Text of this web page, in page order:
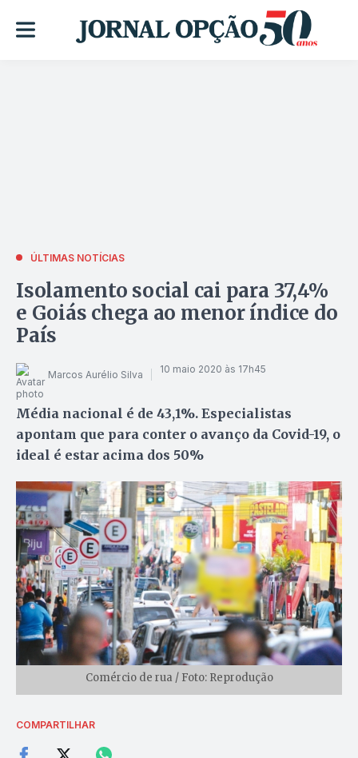
ÚLTIMAS NOTÍCIAS
Isolamento social cai para 37,4%
e Goiás chega ao menor índice do
País
Marcos Aurélio Silva 10 maio 2020 às 17h45
Média nacional é de 43,1%. Especialistas
apontam que para conter o avanço da Covid-19, o
ideal é estar acima dos 50%
Comércio de rua / Foto: Reprodução
COMPARTILHAR